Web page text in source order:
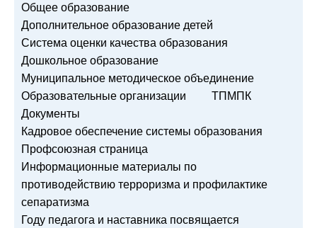
Общее образование
Дополнительное образование детей
Система оценки качества образования
Дошкольное образование
Муниципальное методическое объединение
Образовательные организации
ТПМПК
Документы
Кадровое обеспечение системы образования
Профсоюзная страница
Информационные материалы по
противодействию терроризма и профилактике
сепаратизма
Году педагога и наставника посвящается